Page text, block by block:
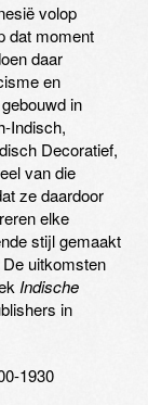
volop
dat moment
daar
en
in
Indisch,
Decoratief,
van die
ze daardoor
elke
stijl gemaakt
uitkomsten
Indische
in
1930